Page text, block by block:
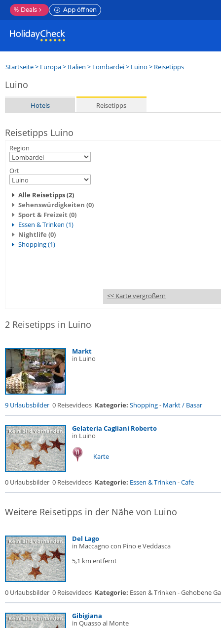
% Deals App öffnen
Startseite> Europa> Italien > Lombardei> Luino > Reisetipps
Luino
Hotels Reisetipps
Reisetipps Luino
Region
Ort
Alle Reisetipps (2)
Sehenswürdigkeiten (0)
Sport & Freizeit (0)
Essen & Trinken (1)
Nightlife (0)
Shopping (1)
<< Karte vergrößern
2 Reisetipps in Luino
Markt
in Luino
9 Urlaubsbilder 0 Reisevideos Kategorie: Shopping- Markt / Basar
Gelateria Cagliani Roberto
in Luino
Karte
0 Urlaubsbilder 0 Reisevideos Kategorie: Essen & Trinken -Cafe
Weitere Reisetipps in der Nähe von Luino
Del Lago
in Maccagno con Pino e Veddasca
5,1 km entfernt
0 Urlaubsbilder 0 Reisevideos Kategorie: Essen & Trinken - Gehobene
Gibigiana
in Quasso al Monte